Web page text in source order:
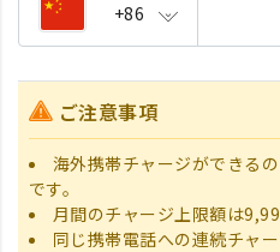
+86
ご注意事項
海外携帯チャージができる
です。
月間のチャージ上限額は
同じ携帯電話への連続チャ